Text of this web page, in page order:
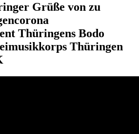
Grüße von zu
Thüringens Bodo
Thüringen